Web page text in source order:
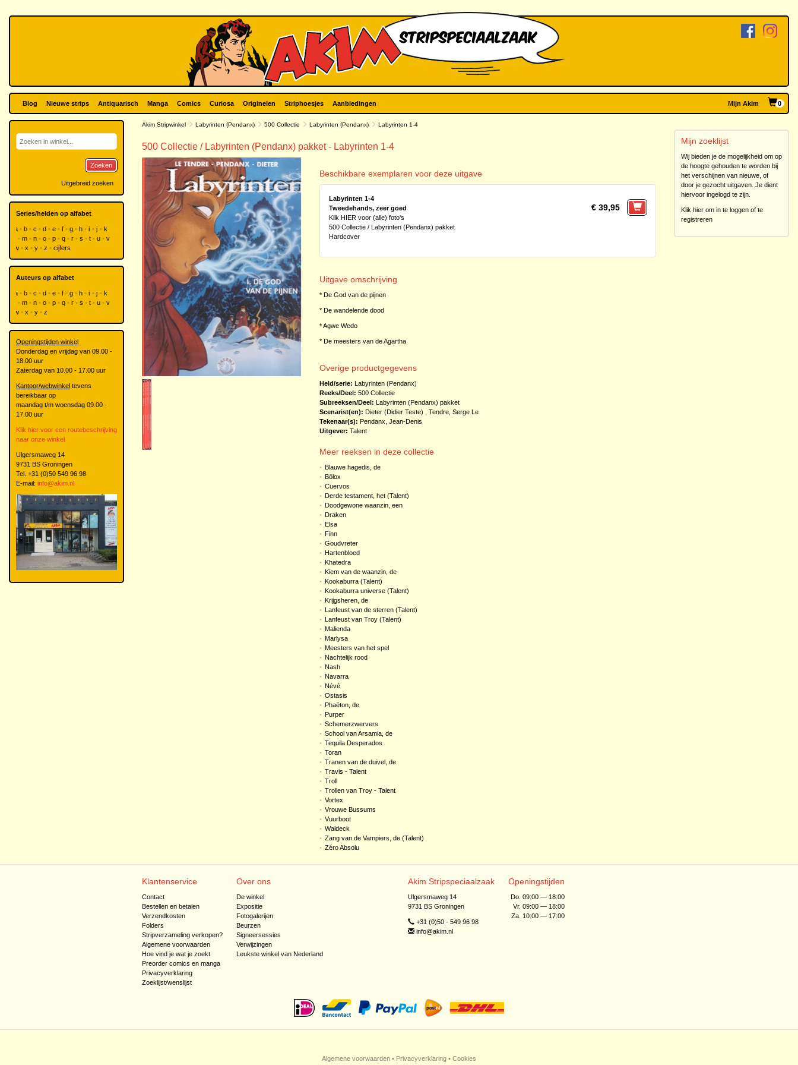
Blog Nieuwe strips Antiquarisch Manga Comics Curiosa Originelen Striphoesjes Aanbiedingen Mijn Akim 0
Akim Stripwinkel Labyrinten (Pendanx) 500 Collectie Labyrinten (Pendanx) Labyrinten 1-4
500 Collectie / Labyrinten (Pendanx) pakket - Labyrinten 1-4
Beschikbare exemplaren voor deze uitgave
Labyrinten 1-4
Tweedehands, zeer goed
Klik HIER voor (alle) foto's
500 Collectie / Labyrinten (Pendanx) pakket
Hardcover
€ 39,95
Uitgave omschrijving
* De God van de pijnen
* De wandelende dood
* Agwe Wedo
* De meesters van de Agartha
Overige productgegevens
Held/serie: Labyrinten (Pendanx)
Reeks/Deel: 500 Collectie
Subreeksen/Deel: Labyrinten (Pendanx) pakket
Scenarist(en): Dieter (Didier Teste)
Tendre, Serge Le
Tekenaar(s): Pendanx, Jean-Denis
Uitgever: Talent
Meer reeksen in deze collectie
• Blauwe hagedis, de
• Bölox
• Cuervos
• Derde testament, het (Talent)
• Doodgewone waanzin, een
• Draken
• Elsa
• Finn
• Goudvreter
• Hartenbloed
• Khatedra
• Kiem van de waanzin, de
• Kookaburra (Talent)
• Kookaburra universe (Talent)
• Krijgsheren, de
• Lanfeust van de sterren (Talent)
• Lanfeust van Troy (Talent)
• Malienda
• Marlysa
• Meesters van het spel
• Nachtelijk rood
• Nash
• Navarra
• Névé
• Ostasis
• Phaëton, de
• Purper
• Schemerzwervers
• School van Arsamia, de
• Tequila Desperados
• Toran
• Tranen van de duivel, de
• Travis - Talent
• Troll
• Trollen van Troy - Talent
• Vortex
• Vrouwe Bussums
• Vuurboot
• Waldeck
• Zang van de Vampiers, de (Talent)
• Zéro Absolu
Mijn zoeklijst
Wij bieden je de mogelijkheid om op
de hoogte gehouden te worden bij
het verschijnen van nieuwe, of
door je gezocht uitgaven. Je dient
hiervoor ingelogd te zijn.
Klik hier om in te loggen of te
registreren
Zoeken
Uitgebreid zoeken
Series/helden op alfabet
a b c d e f g h i j
k
m n o p q r s t u
v
w
x y z cijfers
Auteurs op alfabet
a b c d e f g h i j
k
m n o p q r s t u
v
w
x y z
Openingstijden winkel
Donderdag en vrijdag van 09.00 -
18.00 uur
Zaterdag van 10.00 - 17.00 uur
Kantoor/webwinkel tevens
bereikbaar op
maandag t/m woensdag 09.00 -
17.00 uur
Klik hier voor een routebeschrijving
naar onze winkel
Ulgersmaweg 14
9731 BS Groningen
Tel. +31 (0)50 549 96 98
E-mail: info@akim.nl
Klantenservice
Contact
Bestellen en betalen
Verzendkosten
Folders
Stripverzameling verkopen?
Algemene voorwaarden
Hoe vind je wat je zoekt
Preorder comics en manga
Privacyverklaring
Zoeklijst/wenslijst
Over ons
De winkel
Expositie
Fotogalerijen
Beurzen
Signeersessies
Verwijzingen
Leukste winkel van Nederland
Akim Stripspeciaalzaak
Ulgersmaweg 14
9731 BS Groningen
+31 (0)50 - 549 96 98
info@akim.nl
Openingstijden
Do. 09:00 — 18:00
Vr. 09:00 — 18:00
Za. 10:00 — 17:00
Algemene voorwaarden • Privacyverklaring • Cookies